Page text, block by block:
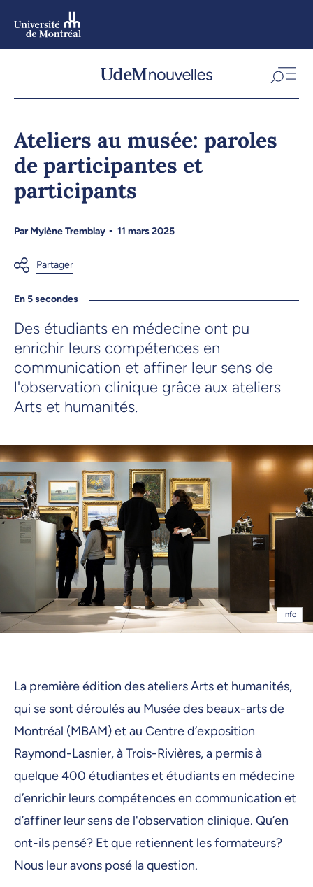
Ateliers au musée: paroles
de participantes et
participants
ParMylène Tremblay 11 mars 2025
En 5 secondes
Des étudiants en médecine ont pu
enrichir leurs compétences en
communication et affiner leur sens de
l'observation clinique grâce aux ateliers
Arts et humanités.
Info
La première édition des ateliers Arts et humanités,
qui se sont déroulés au Musée des beaux-arts de
Montréal (MBAM) et au Centre d’exposition
Raymond-Lasnier, à Trois-Rivières, a permis à
quelque 400 étudiantes et étudiants en médecine
d’enrichir leurs compétences en communication et
d’affiner leur sens de l'observation clinique. Qu’en
ont-ils pensé? Et que retiennent les formateurs?
Nous leur avons posé la question.